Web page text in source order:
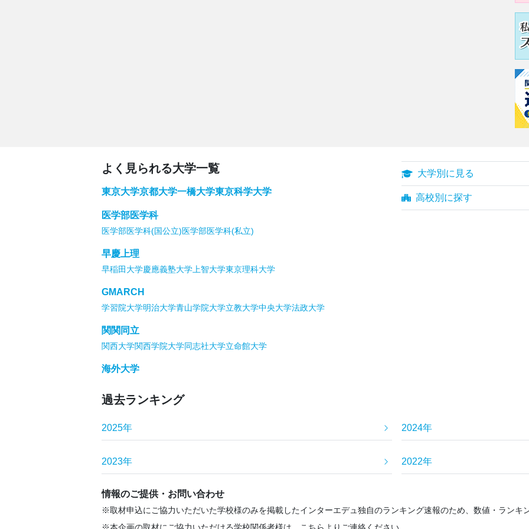
よく見られる大学一覧
東京大学京都大学一橋大学東京科学大学
医学部医学科
医学部医学科(国公立)医学部医学科(私立)
早慶上理
早稲田大学慶應義塾大学 上智大学東京理科大学
GMARCH
学習院大学明治大学青山学院大学立教大学中央大学法政大学
関関同立
関西大学関西学院大学同志社大学立命館大学
海外大学
大学別に見る
高校別に探す
過去ランキング
2025年 2024年
2023年 2022年
情報のご提供・お問い合わせ
取材申込にご協力いただいた学校様のみを掲載したインターエデュ独自のランキング速報のため、数値・ランキ